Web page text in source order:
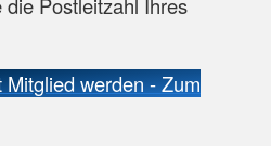
Mitglied werden - Zum